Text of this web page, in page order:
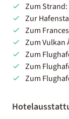
Zum
Zur
Zum
Zum Vulkan
Zum
Zum
Zum